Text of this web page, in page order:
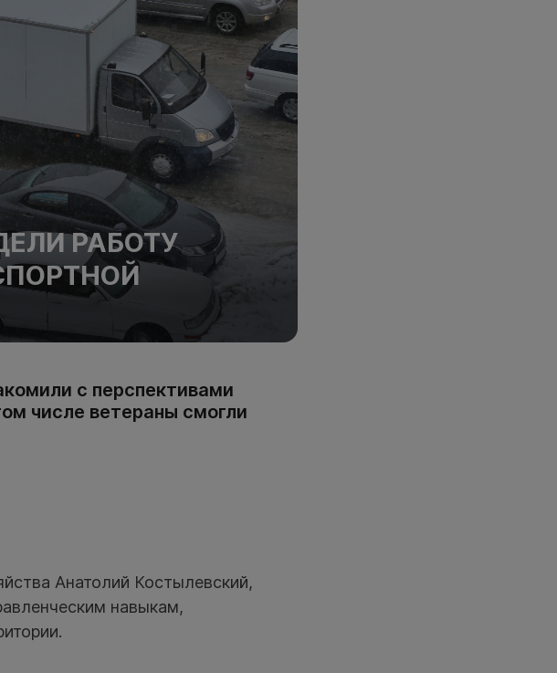
РАБОТУ
с перспективами
числе ветераны смогли
Анатолий Костылевский,
навыкам,